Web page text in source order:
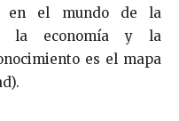
en el mundo de la
la economía y la
es el mapa